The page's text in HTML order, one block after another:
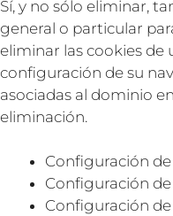
Sí, y no sólo eliminar,
general o particular
eliminar las cookies de
configuración de su
asociadas al dominio
eliminación.
Configuración
Configuración
Configuración